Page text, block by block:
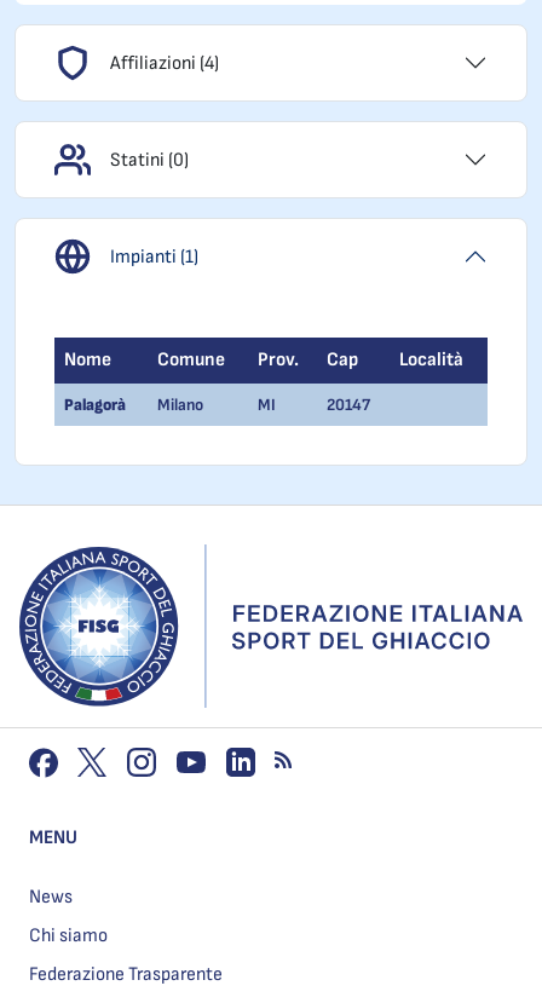
Affiliazioni (4)
Statini (0)
Impianti (1)
Nome Comune Prov. Cap Località
Palagorà Milano MI 20147
MENU
News
Chi siamo
Federazione Trasparente